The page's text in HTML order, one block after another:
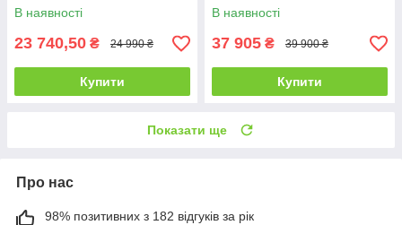
В наявності
23 740,50 ₴ 24 990 ₴
Купити
В наявності
37 905 ₴ 39 900 ₴
Купити
Показати ще
Про нас
98% позитивних з 182 відгуків за рік